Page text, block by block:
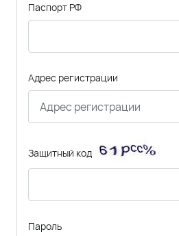
Паспорт РФ
Адрес регистрации
Защитный код
Пароль